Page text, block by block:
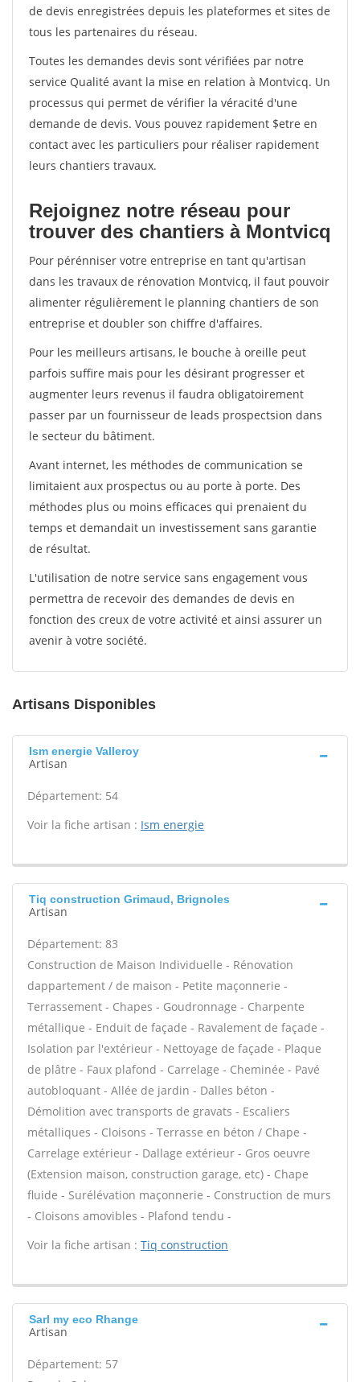
de devis enregistrées depuis les plateformes et sites de
tous les partenaires du réseau.
Toutes les demandes devis sont vérifiées par notre
service Qualité avant la mise en relation à Montvicq. Un
processus qui permet de vérifier la véracité d'une
demande de devis. Vous pouvez rapidement $etre en
contact avec les particuliers pour réaliser rapidement
leurs chantiers travaux.
Rejoignez notre réseau pour
trouver des chantiers à Montvicq
Pour pérénniser votre entreprise en tant qu'artisan
dans les travaux de rénovation Montvicq, il faut pouvoir
alimenter régulièrement le planning chantiers de son
entreprise et doubler son chiffre d'affaires.
Pour les meilleurs artisans, le bouche à oreille peut
parfois suffire mais pour les désirant progresser et
augmenter leurs revenus il faudra obligatoirement
passer par un fournisseur de leads prospectsion dans
le secteur du bâtiment.
Avant internet, les méthodes de communication se
limitaient aux prospectus ou au porte à porte. Des
méthodes plus ou moins efficaces qui prenaient du
temps et demandait un investissement sans garantie
de résultat.
L'utilisation de notre service sans engagement vous
permettra de recevoir des demandes de devis en
fonction des creux de votre activité et ainsi assurer un
avenir à votre société.
Artisans Disponibles
Ism energie Valleroy
Artisan
Département: 54
Voir la fiche artisan : Ism energie
Tiq construction Grimaud, Brignoles
Artisan
Département: 83
Construction de Maison Individuelle - Rénovation
dappartement / de maison - Petite maçonnerie -
Terrassement - Chapes - Goudronnage - Charpente
métallique - Enduit de façade - Ravalement de façade -
Isolation par l'extérieur - Nettoyage de façade - Plaque
de plâtre - Faux plafond - Carrelage - Cheminée - Pavé
autobloquant - Allée de jardin - Dalles béton -
Démolition avec transports de gravats - Escaliers
métalliques - Cloisons - Terrasse en béton / Chape -
Carrelage extérieur - Dallage extérieur - Gros oeuvre
(Extension maison, construction garage, etc) - Chape
fluide - Surélévation maçonnerie - Construction de murs
- Cloisons amovibles - Plafond tendu -
Voir la fiche artisan : Tiq construction
Sarl my eco Rhange
Artisan
Département: 57